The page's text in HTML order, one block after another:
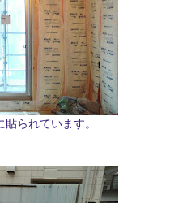
られています。